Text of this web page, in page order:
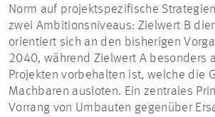
Norm auf projektspezifische
zwei Ambitionsniveaus: Zielwert B
orientiert sich an den bisherigen
2040, während Zielwert A besonders
Projekten vorbehalten ist, welche die
Machbaren ausloten. Ein zentrales
Vorrang von Umbauten gegenüber